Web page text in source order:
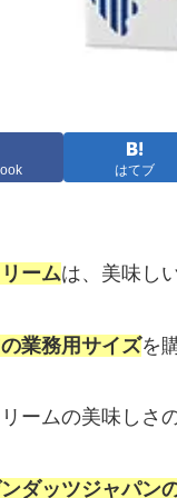
はてブ
ームは、美味し
業務用サイズを
ームの美味しさ
ダッツジャパン